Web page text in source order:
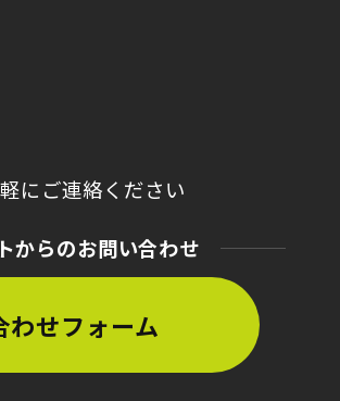
にご連絡ください
からのお問い合わせ
わせフォーム